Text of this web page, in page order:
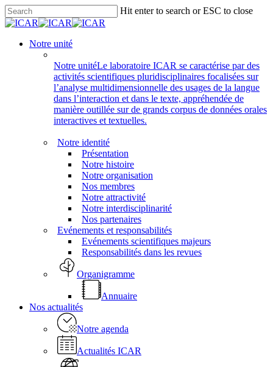
Skip
to
content
Hit enter to search or ESC to close
Close
search
Menu Notre unité
Notre unitéLe laboratoire ICAR se caractérise par des
activités scientifiques pluridisciplinaires focalisées sur
l’analyse multidimensionnelle des usages de la langue
dans l’interaction et dans le texte, appréhendée de
manière outillée sur de grands corpus de données orales
interactives et textuelles.
Notre identité
Présentation
Notre histoire
Notre organisation
Nos membres
Notre attractivité
Notre interdisciplinarité
Nos partenaires
Evénements et responsabilités
Evénements scientifiques majeurs
Responsabilités dans les revues
Organigramme
Annuaire
Nos actualités
Notre agenda
Actualités ICAR
Présentation